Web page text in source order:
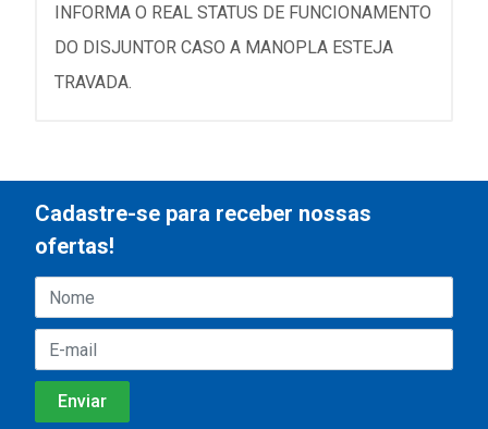
INFORMA O REAL STATUS DE FUNCIONAMENTO
DO DISJUNTOR CASO A MANOPLA ESTEJA
TRAVADA.
Cadastre-se para receber nossas
ofertas!